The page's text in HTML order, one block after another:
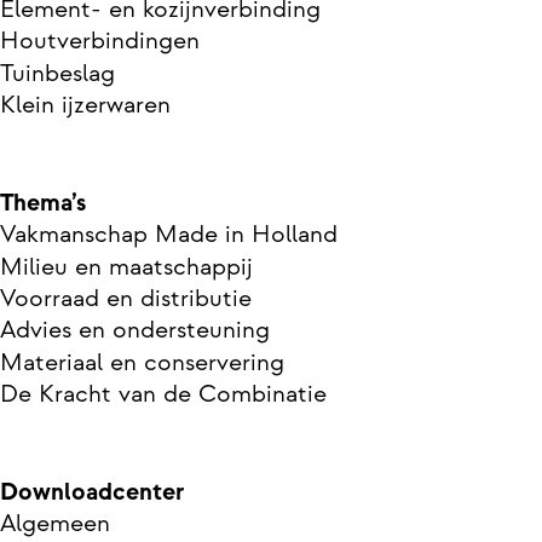
Element- en kozijnverbinding
Houtverbindingen
Tuinbeslag
Klein ijzerwaren
Thema’s
Vakmanschap Made in Holland
Milieu en maatschappij
Voorraad en distributie
Advies en ondersteuning
Materiaal en conservering
De Kracht van de Combinatie
Downloadcenter
Algemeen